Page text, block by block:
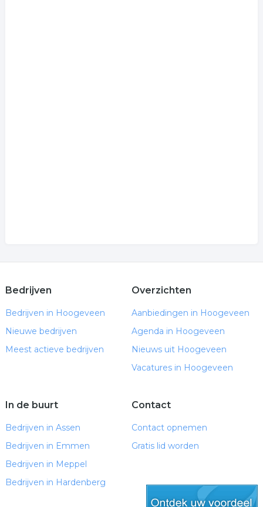
Bedrijven
Bedrijven in Hoogeveen
Nieuwe bedrijven
Meest actieve bedrijven
Overzichten
Aanbiedingen in Hoogeveen
Agenda in Hoogeveen
Nieuws uit Hoogeveen
Vacatures in Hoogeveen
In de buurt
Bedrijven in Assen
Bedrijven in Emmen
Bedrijven in Meppel
Bedrijven in Hardenberg
Contact
Contact opnemen
Gratis lid worden